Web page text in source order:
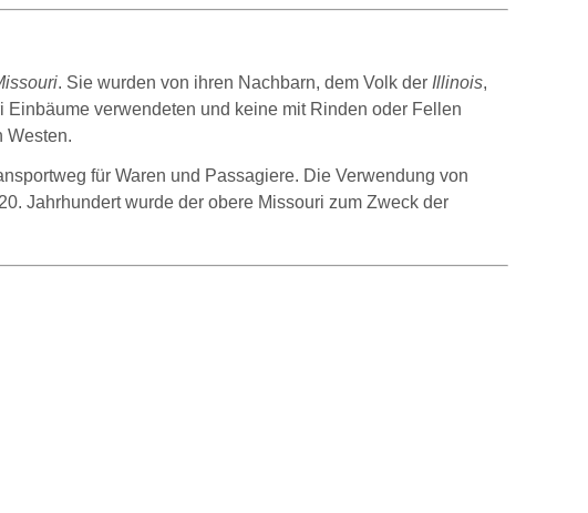
. Sie wurden von ihren Nachbarn, dem Volk der Illinois,
Einbäume verwendeten und keine mit Rinden oder Fellen
Westen.
für Waren und Passagiere. Die Verwendung von
Jahrhundert wurde der obere Missouri zum Zweck der